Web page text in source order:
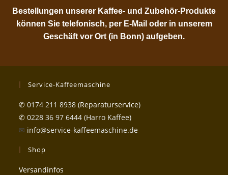
Bestellungen unserer Kaffee- und Zubehör-Produkte
können Sie telefonisch, per E-Mail oder in unserem
Geschäft vor Ort (in Bonn) aufgeben.
Service-Kaffeemaschine
✆0174 211 8938 (Reparaturservice)
✆ 0228 36 97 6444 (Harro Kaffee)
✉ info@service-kaffeemaschine.de
Shop
Versandinfos